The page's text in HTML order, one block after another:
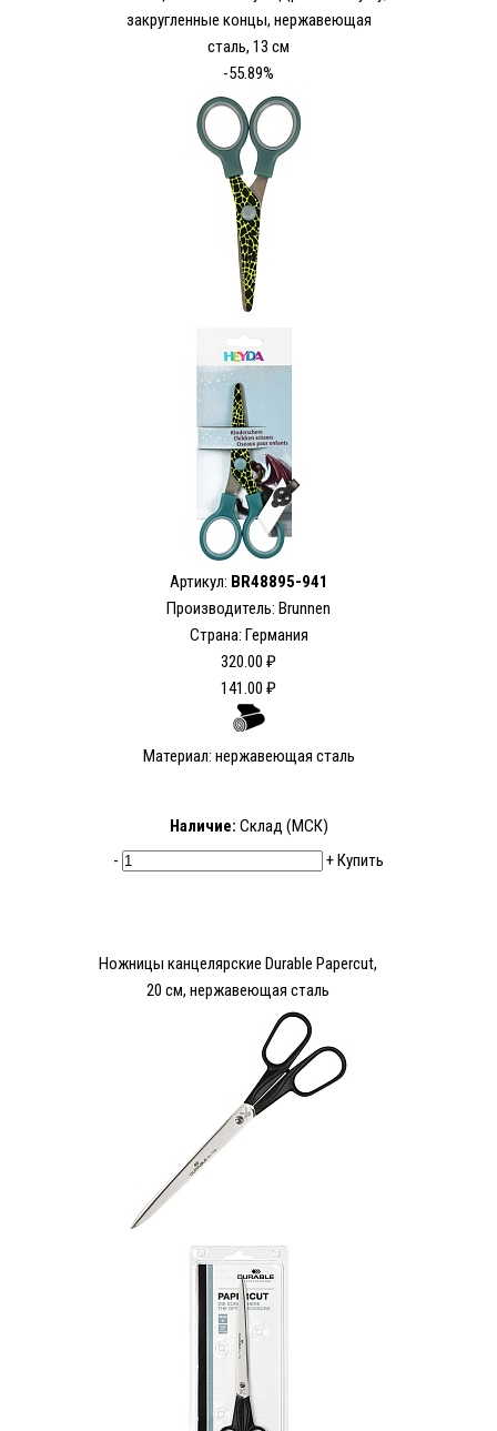
закругленные концы, нержавеющая
сталь, 13 см
-55.89%
Артикул: BR48895-941
Производитель: Brunnen
Страна: Германия
320.00 ₽
141.00 ₽
Материал: нержавеющая сталь
Наличие: Склад (МСК)
-
+Купить
Ножницы канцелярские Durable Papercut,
20 см, нержавеющая сталь